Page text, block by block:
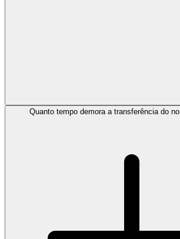
Quanto tempo demora a transferência do